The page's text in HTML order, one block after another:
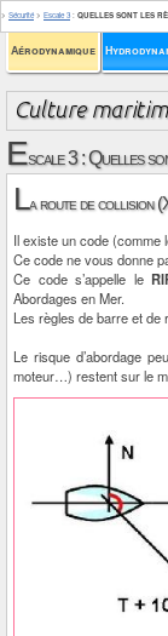
Aérodynamique
> Sécurité > Escale 3 : QUELLES SONT LES
Escale 3 : Quelles
La route de collision
Il existe un code (comme
Ce code ne vous donne
Ce code s’appelle le
Abordages en Mer.
Les règles de barre et de
Le risque d’abordage
moteur…) restent sur le